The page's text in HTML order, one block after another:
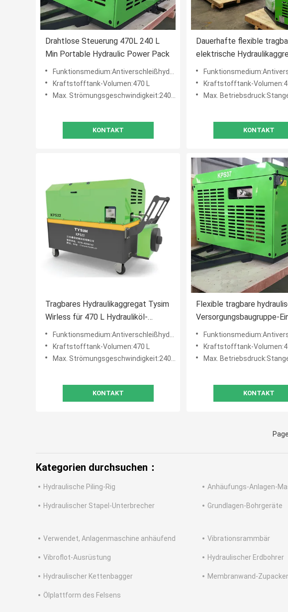
Drahtlose Steuerung 470L 240 L
Min Portable Hydraulic Power Pack
Funktionsmedium:Antiverschleißhydrauliköl 32# oder 46#
Kraftstofftank-Volumen:470 L
Max. Strömungsgeschwindigkeit:240 l/min
KONTAKT
Dauerhafte flexible
elektrische
Leistungsstärke 37
langlebig
Kraftstofftank-
Max.
KONTAKT
Tragbares Hydraulikaggregat Tysim
Wirless für 470 L Hydrauliköl-
Funktions-Medium
Funktionsmedium:Antiverschleißhydrauliköl 32# oder 46#
Kraftstofftank-Volumen:470 L
Max. Strömungsgeschwindigkeit:240 l/min
KONTAKT
Flexible tragbare
Versorgungsbaugruppe-
Grundlagen-Baugeräte
Kraftstofftank-
Max.
KONTAKT
Kategorien durchsuchen：
Hydraulische Piling-Rig Anhäufungs-Anlagen-
Hydraulischer Stapel-Unterbrecher Grundlagen-Bohrgeräte
Verwendet, Anlagenmaschine anhäufend Vibrationsrammbär
Vibroflot-Ausrüstung Hydraulischer Erdbohrer
Hydraulischer Kettenbagger Membranwand-
Ölplattform des Felsens